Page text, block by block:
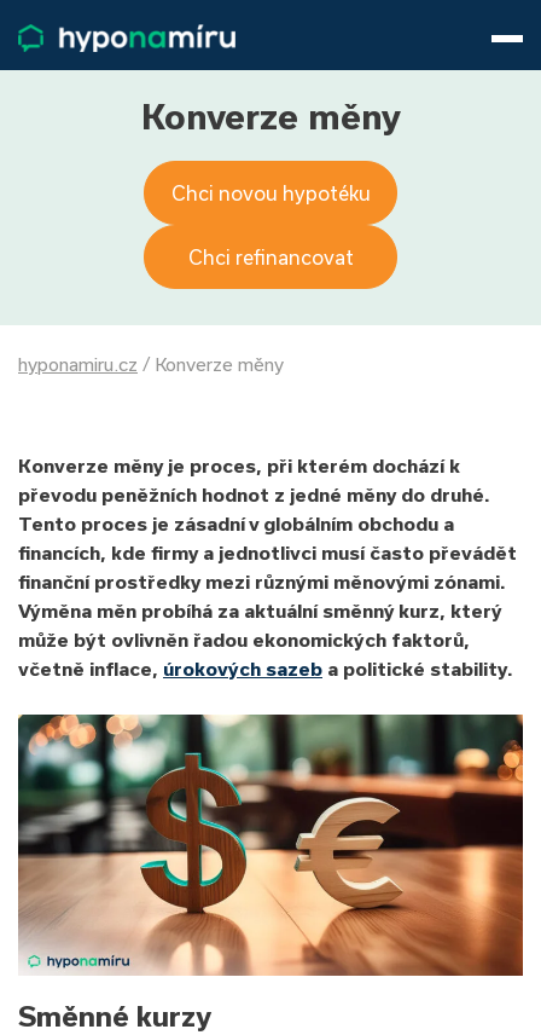
Životní pojištění
Pojištění nemovitosti
O nás
800 688 388
Přihlásit
Konverze měny
Chci novou hypotéku
Chci refinancovat
hyponamiru.cz / Konverze měny
Konverze měny je proces, při kterém dochází k
převodu peněžních hodnot z jedné měny do druhé.
Tento proces je zásadní v globálním obchodu a
financích, kde firmy a jednotlivci musí často převádět
finanční prostředky mezi různými měnovými zónami.
Výměna měn probíhá za aktuální směnný kurz, který
může být ovlivněn řadou ekonomických faktorů,
včetně inflace, úrokových sazeb a politické stability.
Směnné kurzy